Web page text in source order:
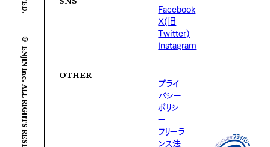
© ENJIN Inc. ALL RIGHTS RESERVED.
Facebook
X(旧
Twitter)
Instagram
OTHER
プライ
バシー
ポリシ
ー
フリーラ
ンス法